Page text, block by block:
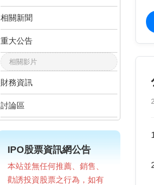
相關新聞
重大公告
相關影片
財務資訊
討論區
IPO股票資訊網公告
本站並無任何推薦、銷售、
勸誘投資股票之行為，如有